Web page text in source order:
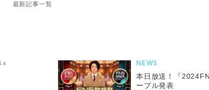
最新記事一覧
NEWS
本日放送！『
ーブル発表